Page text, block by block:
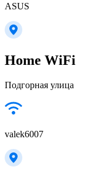
ASUS
Home WiFi
Подгорная улица
valek6007